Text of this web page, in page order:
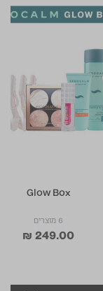
Glow Box
6 מוצרים
₪ 249.00